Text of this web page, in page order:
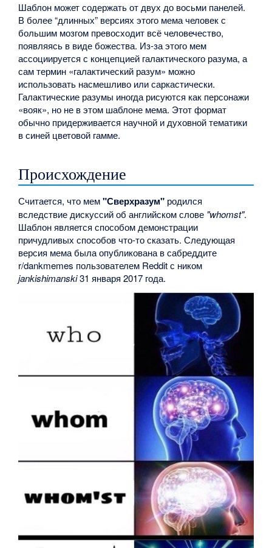
Шаблон может содержать от двух до восьми панелей.
В более “длинных” версиях этого мема человек с
большим мозгом превосходит всё человечество,
появляясь в виде божества. Из-за этого мем
ассоциируется с концепцией галактического разума, а
сам термин «галактический разум» можно
использовать насмешливо или саркастически.
Галактические разумы иногда рисуются как персонажи
«вояк», но не в этом шаблоне мема. Этот формат
обычно придерживается научной и духовной тематики
в синей цветовой гамме.
Происхождение
Считается, что мем"Сверхразум" родился
вследствие дискуссий об английском слове "whomst".
Шаблон является способом демонстрации
причудливых способов что-то сказать. Следующая
версия мема была опубликована в сабреддите
r/dankmemes пользователем Reddit с ником
jankishimanski31 января 2017 года.